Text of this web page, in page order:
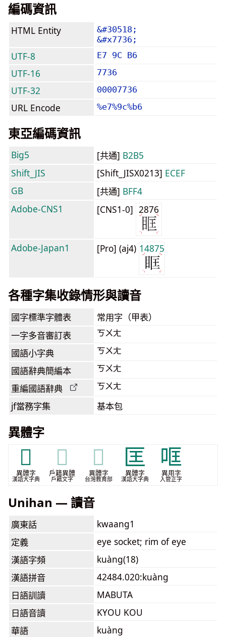
編碼資訊
HTML Entity
&#30518;
&#x7736;
UTF-8 E7 9C B6
UTF-16 7736
UTF-32 00007736
URL Encode %e7%9c%b6
東亞編碼資訊
Big5 [共通] B2B5
Shift_JIS
[Shift_JISX0213] ECEF
GB
[共通] BFF4
Adobe-CNS1
[CNS1-0] 2876
Adobe-Japan1 [Pro] (aj4) 14875
各種字集收錄情形與讀音
國字標準字體表 常用字（甲表）
一字多音審訂表 ㄎㄨㄤ
國語小字典 ㄎㄨㄤ
國語辭典簡編本 ㄎㄨㄤ
重編國語辭典 ㄎㄨㄤ
jf當務字集 基本包
異體字
𩒑
異體字
漢語大字典
𩒑
戶籍異體
戶籍文字
𩒑
異體字
台灣教育部
匡
異體字
漢語大字典
哐
異用字
入管正字
Unihan — 讀音
廣東話
kwaang1
定義
eye socket; rim of eye
漢語字頻
kuàng(18)
漢語拼音
42484.020:kuàng
日語訓讀
MABUTA
日語音讀
KYOU KOU
華語
kuàng